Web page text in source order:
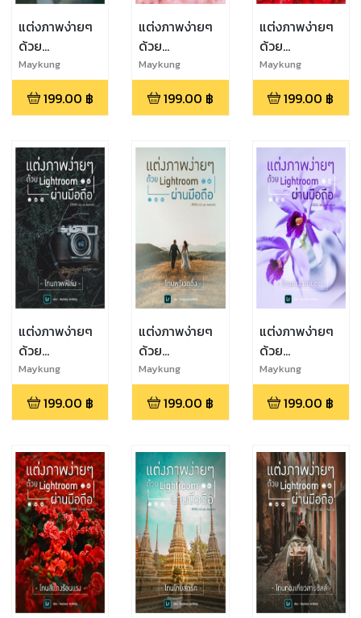
แต่งภาพง่ายๆ
ด้วย
Lightroom
ผ่านมือถือ : โทน
ฉากหนังดัง
Maykung
Techblog
199.00 ฿
แต่งภาพง่ายๆ
ด้วย
Lightroom
ผ่านมือถือ : โทน
ญี่ปุ่น
Maykung
Techblog
199.00 ฿
แต่งภาพง่ายๆ
ด้วย
Lightroom
ผ่านมือถือ : โทน
สีสันสดใส
Maykung
Techblog
199.00 ฿
แต่งภาพง่ายๆ
ด้วย
Lightroom
ผ่านมือถือ : โทน
ภาพฟิล์ม
Maykung
Techblog
199.00 ฿
แต่งภาพง่ายๆ
ด้วย
Lightroom
ผ่านมือถือ : โท
นพรีเวดดิ้ง
Maykung
Techblog
199.00 ฿
แต่งภาพง่ายๆ
ด้วย
Lightroom
ผ่านมือถือ : โทน
ม่วงสบายตา
Maykung
Techblog
199.00 ฿